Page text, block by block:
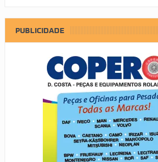
PUBLICIDADE